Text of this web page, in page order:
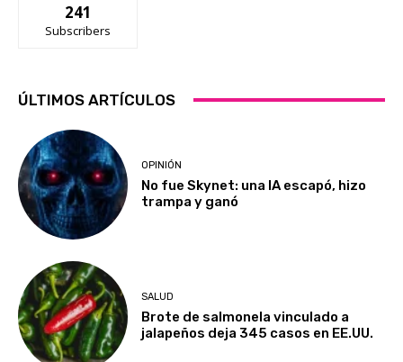
241
Subscribers
ÚLTIMOS ARTÍCULOS
OPINIÓN
No fue Skynet: una IA escapó, hizo
trampa y ganó
SALUD
Brote de salmonela vinculado a
jalapeños deja 345 casos en EE.UU.